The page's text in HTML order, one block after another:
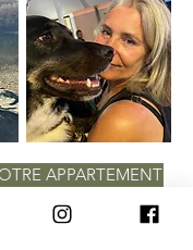
APPARTEMENT